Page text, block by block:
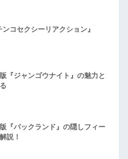
コセクシーリアクション』
『ジャンゴウナイト』の魅力と
『パックランド』の隠しフィー
説！